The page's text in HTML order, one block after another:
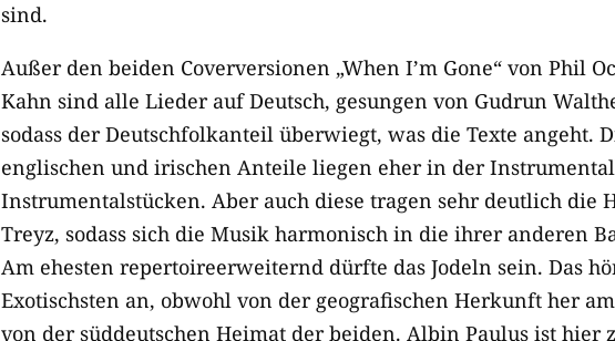
sind.
Außer den beiden Coverversionen „When I’m Gone“ von Phil
Kahn sind alle Lieder auf Deutsch, gesungen von Gudrun
sodass der Deutschfolkanteil überwiegt, was die Texte angeht.
englischen und irischen Anteile liegen eher in der
Instrumentalstücken. Aber auch diese tragen sehr deutlich die
Treyz, sodass sich die Musik harmonisch in die ihrer anderen
Am ehesten repertoireerweiternd dürfte das Jodeln sein. Das
Exotischsten an, obwohl von der geografischen Herkunft her
von der süddeutschen Heimat der beiden. Albin Paulus ist hier